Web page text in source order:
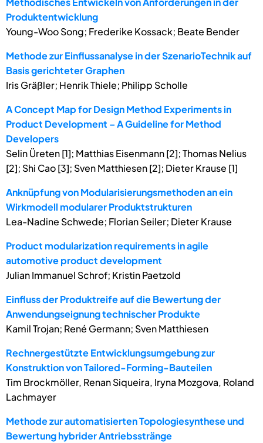
Produktentwicklung
Young-Woo Song; Frederike Kossack; Beate Bender
Methode zur Einflussanalyse in der SzenarioTechnik auf
Basis gerichteter Graphen
Iris Gräßler; Henrik Thiele; Philipp Scholle
A Concept Map for Design Method Experiments in
Product Development – A Guideline for Method
Developers
Selin Üreten [1]; Matthias Eisenmann [2]; Thomas Nelius
[2]; Shi Cao [3]; Sven Matthiesen [2]; Dieter Krause [1]
Anknüpfung von Modularisierungsmethoden an ein
Wirkmodell modularer Produktstrukturen
Lea-Nadine Schwede; Florian Seiler; Dieter Krause
Product modularization requirements in agile
automotive product development
Julian Immanuel Schrof; Kristin Paetzold
Einfluss der Produktreife auf die Bewertung der
Anwendungseignung technischer Produkte
Kamil Trojan; René Germann; Sven Matthiesen
Rechnergestützte Entwicklungsumgebung zur
Konstruktion von Tailored-Forming-Bauteilen
Tim Brockmöller, Renan Siqueira, Iryna Mozgova, Roland
Lachmayer
Methode zur automatisierten Topologiesynthese und
Bewertung hybrider Antriebsstränge